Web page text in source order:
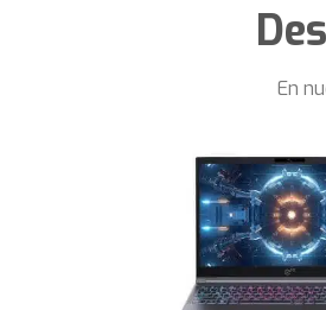
En